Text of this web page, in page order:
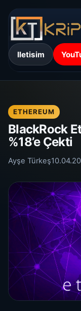
Iletisim
ETHEREUM
BlackRock
%18’e Çekti
Ayşe Türkeş